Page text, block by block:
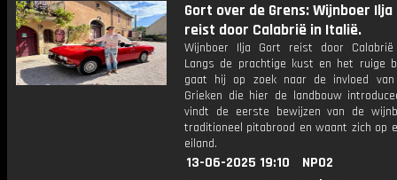
Gort over de Grens: Wijnboer Ilja
reist door Calabrië in Italië.
Wijnboer Ilja Gort reist door
Langs de prachtige kust en het ruige
gaat hij op zoek naar de invloed
Grieken die hier de landbouw
vindt de eerste bewijzen van de
traditioneel pitabrood en waant zich op
eiland.
13-06-2025 19:10
NPO2